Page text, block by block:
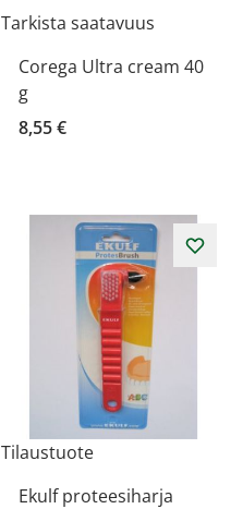
Tarkista saatavuus
Corega Ultra cream 40
g
8,55 €
Tilaustuote
Ekulf proteesiharja